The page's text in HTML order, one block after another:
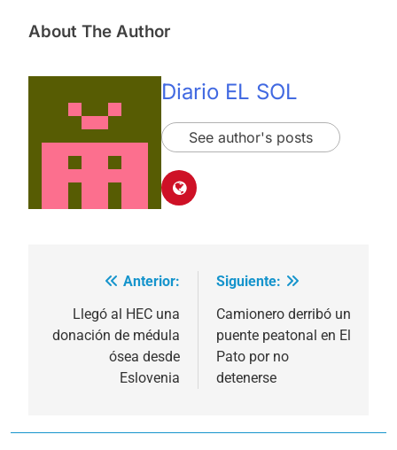
About The Author
Diario EL SOL
See author's posts
Navegación
entradas
Anterior:
Llegó al HEC una
donación de médula
ósea desde
Eslovenia
Siguiente:
Camionero derribó un
puente peatonal en El
Pato por no
detenerse